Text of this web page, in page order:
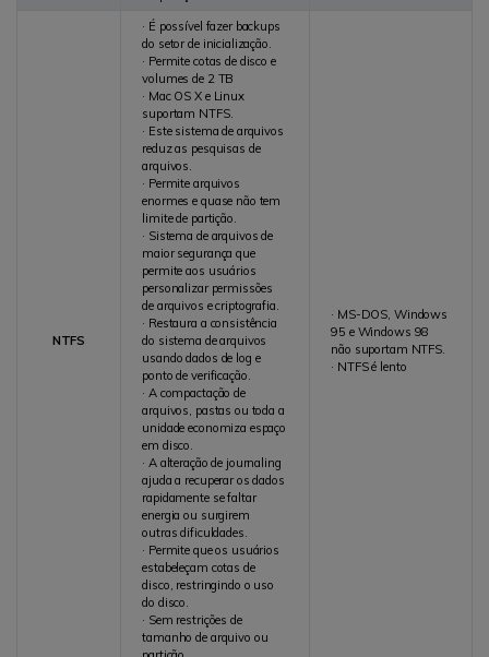
NTFS
· É possível fazer backups
do setor de inicialização.
· Permite cotas de disco e
volumes de 2 TB
· Mac OS X e Linux
suportam NTFS.
· Este sistema de arquivos
reduz as pesquisas de
arquivos.
· Permite arquivos
enormes e quase não tem
limite de partição.
· Sistema de arquivos de
maior segurança que
permite aos usuários
personalizar permissões
de arquivos e criptografia.
· Restaura a consistência
do sistema de arquivos
usando dados de log e
ponto de verificação.
· A compactação de
arquivos, pastas ou toda a
unidade economiza espaço
em disco.
· A alteração de journaling
ajuda a recuperar os dados
rapidamente se faltar
energia ou surgirem
outras dificuldades.
· Permite que os usuários
estabeleçam cotas de
disco, restringindo o uso
do disco.
· Sem restrições de
tamanho de arquivo ou
· MS-DOS, Windows
95 e Windows 98
não suportam NTFS.
· NTFS é lento